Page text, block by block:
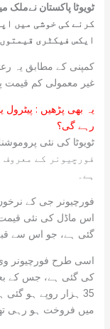
کرنے کی خوشی میں
ایکس فیکٹری
کمپنی کے مطابق یہ
غیر معمولی کم قیمت
یہ بھی پڑھیں :
رہے گی؟
فورچیونر کے معروف
ہے۔
گئی ہے، جو اس سے قبل ایک کروڑ 49
میں فروخت ہو رہی